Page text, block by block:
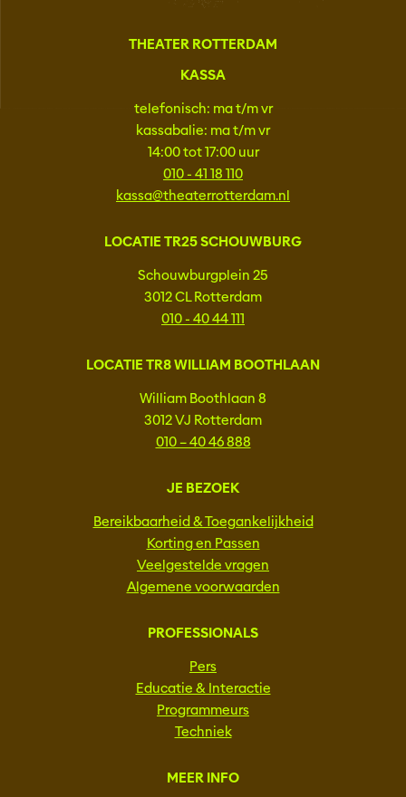
THEATER ROTTERDAM
KASSA
telefonisch: ma t/m vr
kassabalie: ma t/m vr
14:00 tot 17:00 uur
010 - 41 18 110
kassa@theaterrotterdam.nl
LOCATIE TR25 SCHOUWBURG
Schouwburgplein 25
3012 CL Rotterdam
010 - 40 44 111
LOCATIE TR8 WILLIAM BOOTHLAAN
William Boothlaan 8
3012 VJ Rotterdam
010 – 40 46 888
JE BEZOEK
Bereikbaarheid & Toegankelijkheid
Korting en Passen
Veelgestelde vragen
Algemene voorwaarden
PROFESSIONALS
Pers
Educatie & Interactie
Programmeurs
Techniek
MEER INFO